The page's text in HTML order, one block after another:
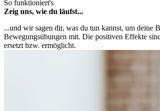
So funktioniert's
Zeig uns, wie du läufst...
...und wir sagen dir, was du tun kannst, um deine
Bewegungsübungen mit. Die positiven Effekte
ersetzt bzw. ermöglicht.